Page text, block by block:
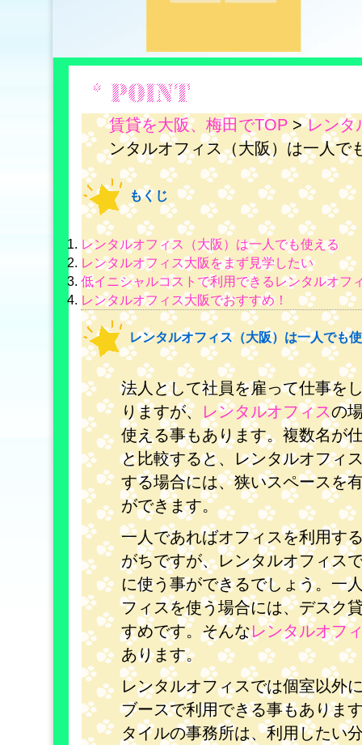
賃貸を大阪、梅田でTOP >レンタ
ンタルオフィス（大阪）は一人で
もくじ
レンタルオフィス（大阪）は一人でも使える
レンタルオフィス大阪をまず見学したい
低イニシャルコストで利用できるレンタルオフ
レンタルオフィス大阪でおすすめ！
レンタルオフィス（大阪）は一人でも
法人として社員を雇って仕事を
りますが、 レンタルオフィスの
使える事もあります。複数名が
と比較すると、レンタルオフィ
する場合には、狭いスペースを
ができます。
一人であればオフィスを利用す
がちですが、レンタルオフィス
に使う事ができるでしょう。一
フィスを使う場合には、デスク
すめです。そんなレンタルオフ
あります。
レンタルオフィスでは個室以外
ブースで利用できる事もありま
タイルの事務所は、利用したい